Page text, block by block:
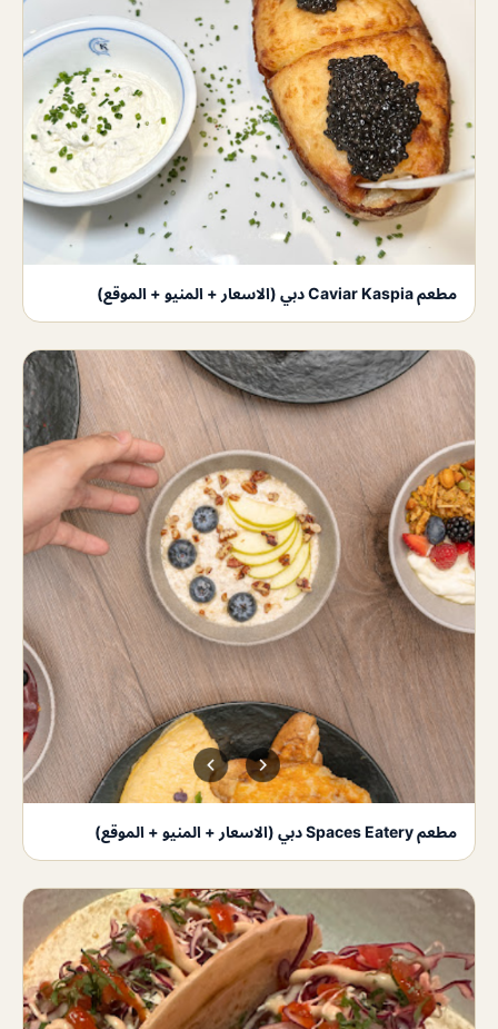
مطعم Caviar Kaspia دبي (الاسعار + المنيو + الموقع)
مطعم Spaces Eatery دبي (الاسعار + المنيو + الموقع)